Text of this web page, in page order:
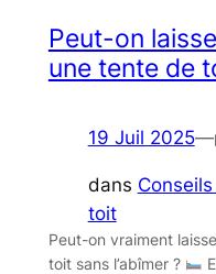
Peut-on
une tente de
19 Juil 2025—
dans Conseils
toit
Peut-on vraiment
toit sans l’abîmer ?